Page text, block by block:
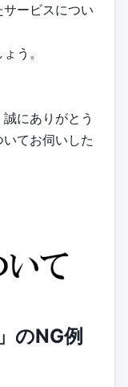
ービスについ
う。
にありがとう
てお伺いした
のNG例